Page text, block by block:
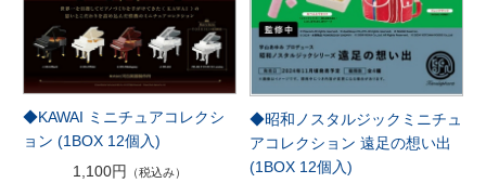
◆KAWAI ミニチュアコレクシ
ョン (1BOX 12個入)
1,100円
（税込み）
◆昭和ノスタルジックミニチュ
アコレクション 遠足の想い出
(1BOX 12個入)